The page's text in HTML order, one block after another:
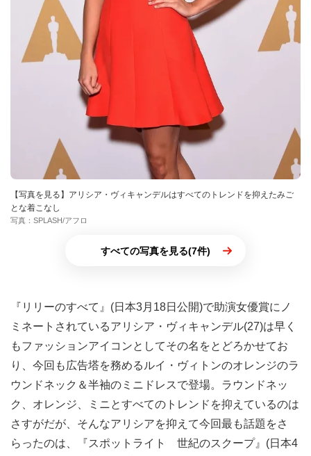
【写真を見る】アリシア・ヴィキャンデルはすべてのトレンドを抑えたみご
とな着こなし
写真：SPLASH/アフロ
すべての写真を見る(7件)
『リリーのすべて』(日本3月18日公開)で助演女優賞にノ
ミネートされているアリシア・ヴィキャンデル(27)は早く
もファッションアイコンとしてその名をとどろかせてお
り、今回も広告塔を務めるルイ・ヴィトンのオレンジのラ
ウンドネック＆半袖のミニドレスで登場。ラウンドネッ
ク、オレンジ、ミニとすべてのトレンドを抑えているのは
さすがだが、そんなアリシアを抑えて今回最も話題をさ
らったのは、『スポットライト 世紀のスクープ』(日本4